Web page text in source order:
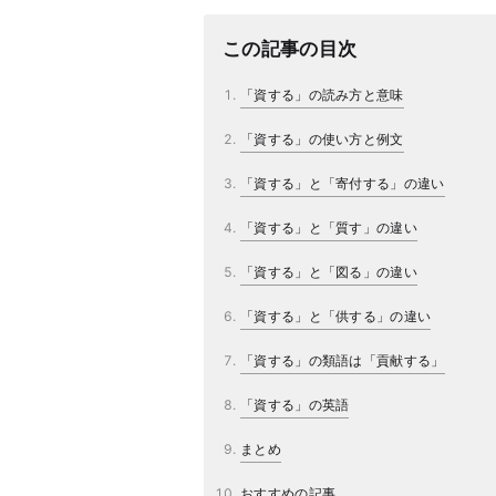
この記事の目次
「資する」の読み方と意味
「資する」の使い方と例文
「資する」と「寄付する」の違い
「資する」と「質す」の違い
「資する」と「図る」の違い
「資する」と「供する」の違い
「資する」の類語は「貢献する」
「資する」の英語
まとめ